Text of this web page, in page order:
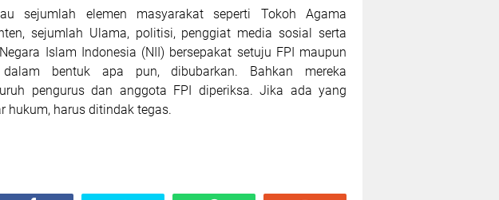
sejumlah elemen masyarakat seperti Tokoh Agama
sejumlah Ulama, politisi, penggiat media sosial serta
Islam Indonesia (NII) bersepakat setuju FPI maupun
bentuk apa pun, dibubarkan. Bahkan mereka
pengurus dan anggota FPI diperiksa. Jika ada yang
hukum, harus ditindak tegas.